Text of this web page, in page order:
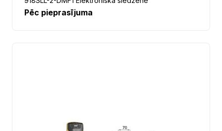
Pēc pieprasījuma